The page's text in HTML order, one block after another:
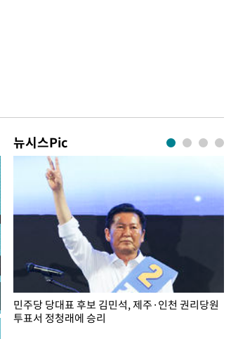
뉴시스Pic
민주당 당대표 후보 김민석, 제주·인천 권리당원
투표서 정청래에 승리